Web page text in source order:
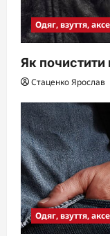
Одяг, взуття,
Як почистити
Стаценко Ярослав
Одяг, взуття,